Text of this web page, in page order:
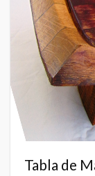
Tabla de